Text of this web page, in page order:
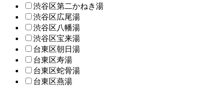
渋谷区第二かねき湯
渋谷区広尾湯
渋谷区八幡湯
渋谷区宝来湯
台東区朝日湯
台東区寿湯
台東区蛇骨湯
台東区燕湯